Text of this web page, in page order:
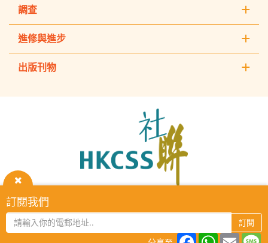
關
閉
訂閱我們
訂閱
FacebookEmail
調查
進修與進步
出版刊物
Council
Service
HKCSS Institute主頁
2026 © The Hong Kong Council of Social Service. All Rights
Reserved.